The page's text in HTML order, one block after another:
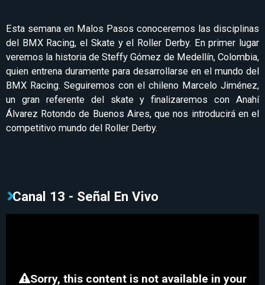
Esta semana en Malos Pasos conoceremos las disciplinas
del BMX Racing, el Skate y el Roller Derby. En primer lugar
veremos la historia de Steffy Gómez de Medellín, Colombia,
quien entrena duramente para desarrollarse en el mundo del
BMX Racing. Seguiremos con el chileno Marcelo Jiménez,
un gran referente del skate y finalizaremos con Anahí
Álvarez Rotondo de Buenos Aires, que nos introducirá en el
competitivo mundo del Roller Derby.
Canal 13 - Señal En Vivo